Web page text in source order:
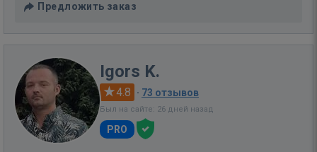
Предложить заказ
Igors K.
4.8 · 73 отзывов
Был на сайте: 26 дней назад
PRO